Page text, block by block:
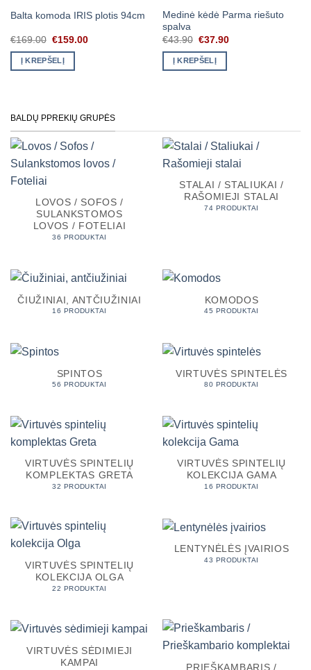
Balta komoda IRIS plotis 94cm
€169.00 Original
was:
€169.00.
€159.00Current
Į KREPŠELĮ
Medinė kėdė Parma riešuto
spalva
€43.90 Original
was:
€43.90.
€37.90Current
Į KREPŠELĮ
BALDŲ PPREKIŲ GRUPĖS
LOVOS / SOFOS /
SULANKSTOMOS
LOVOS / FOTELIAI
36 PRODUKTAI
STALAI / STALIUKAI /
RAŠOMIEJI STALAI
74 PRODUKTAI
ČIUŽINIAI, ANTČIUŽINIAI
16 PRODUKTAI
KOMODOS
45 PRODUKTAI
SPINTOS
56 PRODUKTAI
VIRTUVĖS SPINTELĖS
80 PRODUKTAI
VIRTUVĖS SPINTELIŲ
KOMPLEKTAS GRETA
32 PRODUKTAI
VIRTUVĖS SPINTELIŲ
KOLEKCIJA GAMA
16 PRODUKTAI
VIRTUVĖS SPINTELIŲ
KOLEKCIJA OLGA
22 PRODUKTAI
LENTYNĖLĖS ĮVAIRIOS
43 PRODUKTAI
VIRTUVĖS SĖDIMIEJI
KAMPAI
PRIEŠKAMBARIS /